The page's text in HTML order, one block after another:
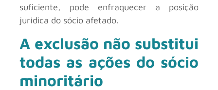
suficiente, pode enfraquecer a posição
jurídica do sócio afetado.
A exclusão não substitui
todas as ações do sócio
minoritário